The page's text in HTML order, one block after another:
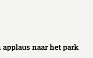
naar het park